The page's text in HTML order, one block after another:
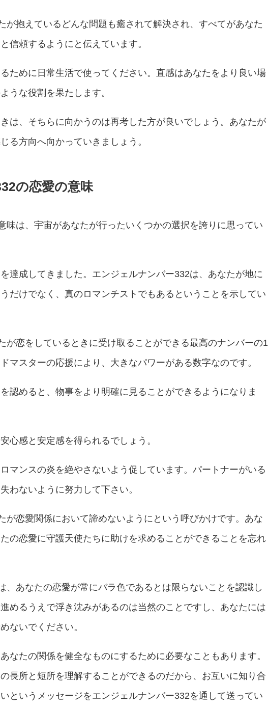
が抱えているどんな問題も癒されて解決され、すべてがあなた
信頼するようにと伝えています。
ために日常生活で使ってください。直感はあなたをより良い場
うな役割を果たします。
は、そちらに向かうのは再考した方が良いでしょう。あなたが
る方向へ向かっていきましょう。
の恋愛の意味
味は、宇宙があなたが行ったいくつかの選択を誇りに思ってい
達成してきました。エンジェルナンバー332は、あなたが地に
だけでなく、真のロマンチストでもあるということを示してい
が恋をしているときに受け取ることができる最高のナンバーの1
マスターの応援により、大きなパワーがある数字なのです。
認めると、物事をより明確に見ることができるようになりま
心感と安定感を得られるでしょう。
マンスの炎を絶やさないよう促しています。パートナーがいる
わないように努力して下さい。
が恋愛関係において諦めないようにという呼びかけです。あな
の恋愛に守護天使たちに助けを求めることができることを忘れ
、あなたの恋愛が常にバラ色であるとは限らないことを認識し
めるうえで浮き沈みがあるのは当然のことですし、あなたには
ないでください。
なたの関係を健全なものにするために必要なこともあります。
長所と短所を理解することができるのだから、お互いに知り合
というメッセージをエンジェルナンバー332を通して送ってい